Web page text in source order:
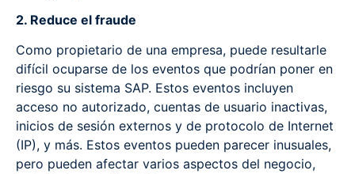
2. Reduce el fraude
Como propietario de una empresa, puede resultarle
difícil ocuparse de los eventos que podrían poner en
riesgo su sistema SAP. Estos eventos incluyen
acceso no autorizado, cuentas de usuario inactivas,
inicios de sesión externos y de protocolo de Internet
(IP), y más. Estos eventos pueden parecer inusuales,
pero pueden afectar varios aspectos del negocio,